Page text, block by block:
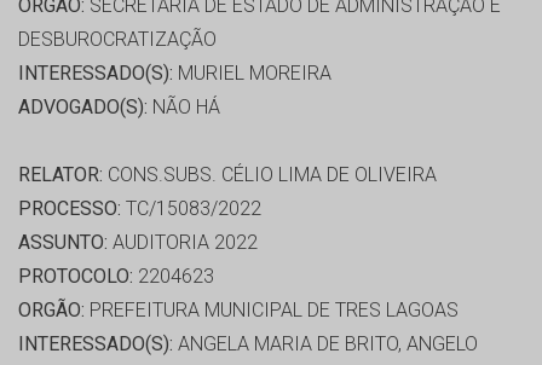
ORGÃO: SECRETARIA DE ESTADO DE ADMINISTRAÇÃO E
DESBUROCRATIZAÇÃO
INTERESSADO(S): MURIEL MOREIRA
ADVOGADO(S): NÃO HÁ
RELATOR: CONS.SUBS. CÉLIO LIMA DE OLIVEIRA
PROCESSO: TC/15083/2022
ASSUNTO: AUDITORIA 2022
PROTOCOLO: 2204623
ORGÃO: PREFEITURA MUNICIPAL DE TRES LAGOAS
INTERESSADO(S): ANGELA MARIA DE BRITO, ANGELO